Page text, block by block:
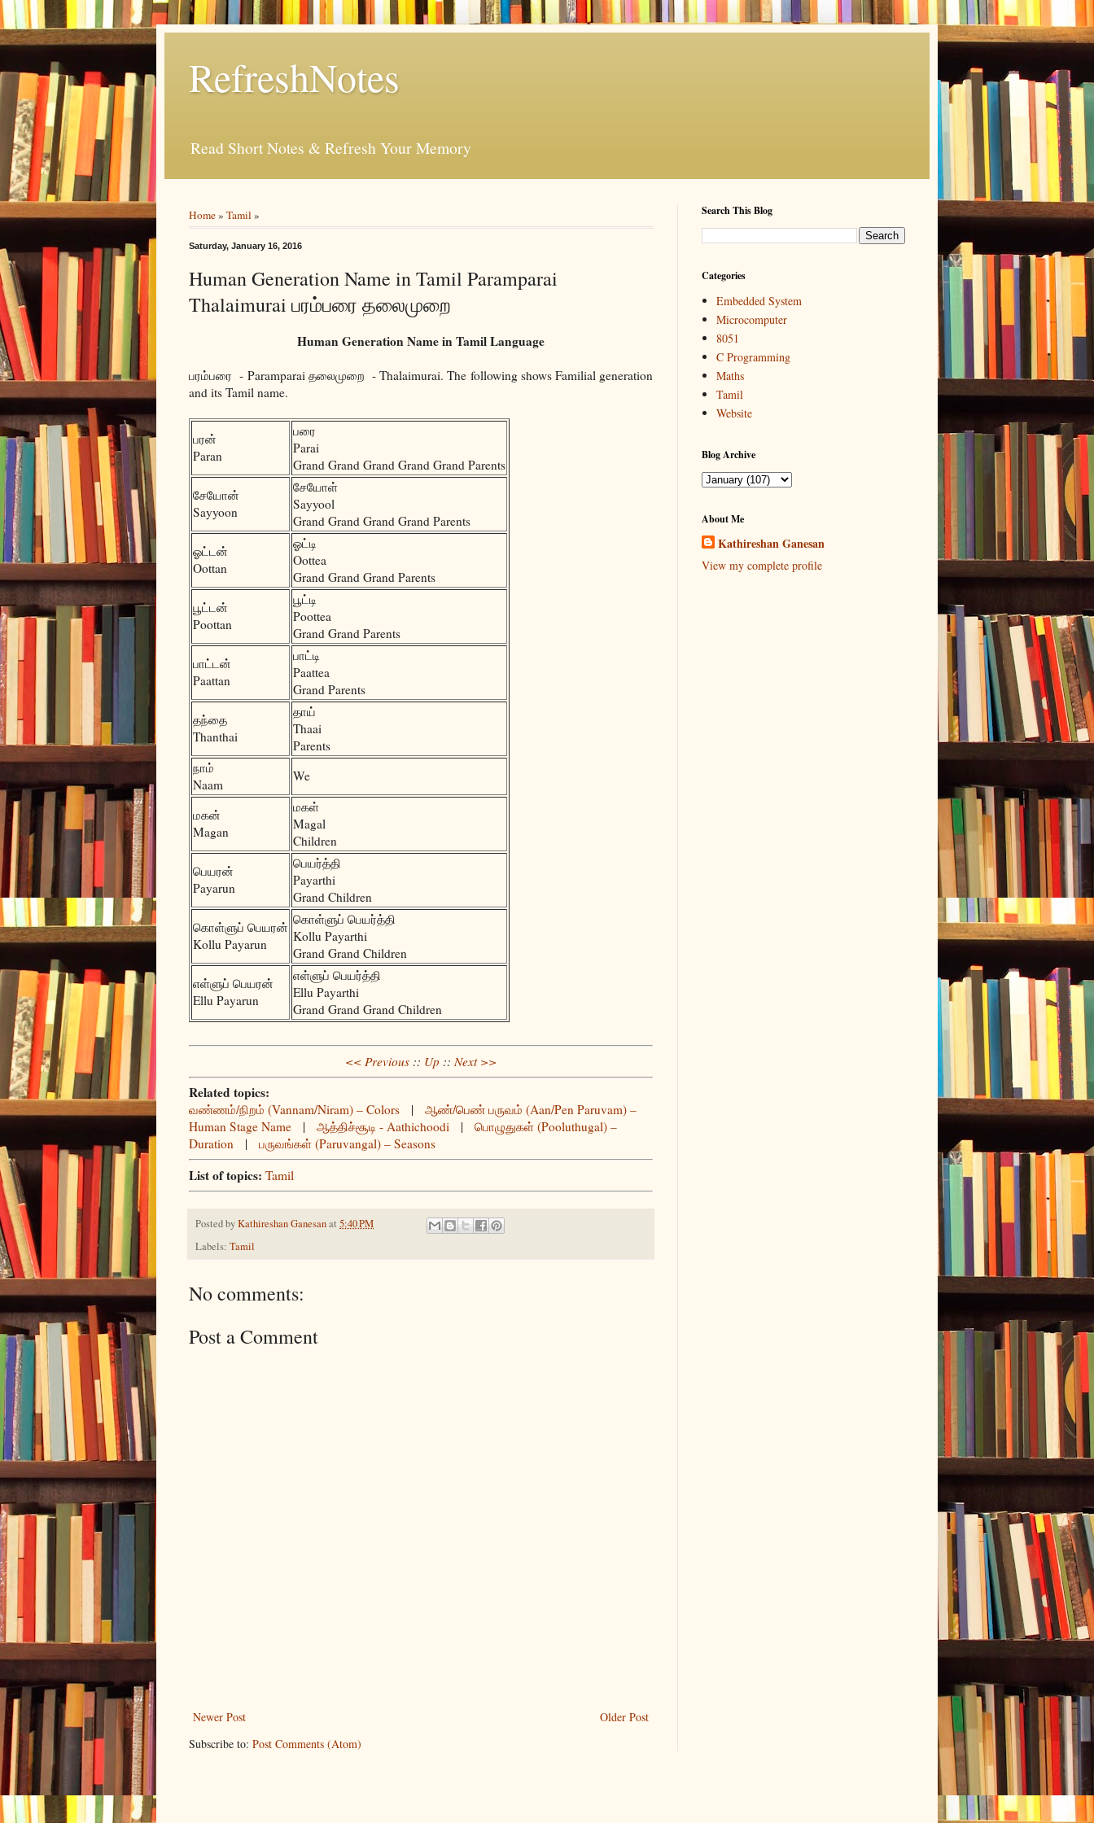
RefreshNotes
Read Short Notes & Refresh Your Memory
Home» Tamil »
Saturday, January 16, 2016
Human Generation Name in Tamil Paramparai
Thalaimurai பரம்பரை தலைமுறை
Human Generation Name in Tamil Language
பரம்பரை - Paramparai தலைமுறை - Thalaimurai. The following shows Familial generation
and its Tamil name.
பரன்
Paran
பரை
Parai
Grand Grand Grand Grand Grand Parents
சேயோன்
Sayyoon
சேயோள்
Sayyool
Grand Grand Grand Grand Parents
ஓட்டன்
Oottan
ஓட்டி
Oottea
Grand Grand Grand Parents
பூட்டன்
Poottan
பூட்டி
Poottea
Grand Grand Parents
பாட்டன்
Paattan
பாட்டி
Paattea
Grand Parents
தந்தை
Thanthai
தாய்
Thaai
Parents
நாம்
Naam
We
மகன்
Magan
மகள்
Magal
Children
பெயரன்
Payarun
பெயர்த்தி
Payarthi
Grand Children
கொள்ளுப் பெயரன்
Kollu Payarun
கொள்ளுப் பெயர்த்தி
Kollu Payarthi
Grand Grand Children
எள்ளுப் பெயரன்
Ellu Payarun
எள்ளுப் பெயர்த்தி
Ellu Payarthi
Grand Grand Grand Children
<< Previous :: Up :: Next >>
Related topics:
வண்ணம்/நிறம் (Vannam/Niram) – Colors | ஆண்/பெண் பருவம் (Aan/Pen Paruvam) –
Human Stage Name | ஆத்திச்சூடி - Aathichoodi | பொழுதுகள் (Pooluthugal) –
Duration | பருவங்கள் (Paruvangal) – Seasons
List of topics: Tamil
Posted byKathireshan Ganesanat 5:40 PM
Labels: Tamil
No comments:
Post a Comment
Newer Post
Older Post
Subscribe to: Post Comments (Atom)
Search This Blog
Categories
Embedded System
Microcomputer
8051
C Programming
Maths
Tamil
Website
Blog Archive
About Me
Kathireshan Ganesan
View my complete profile